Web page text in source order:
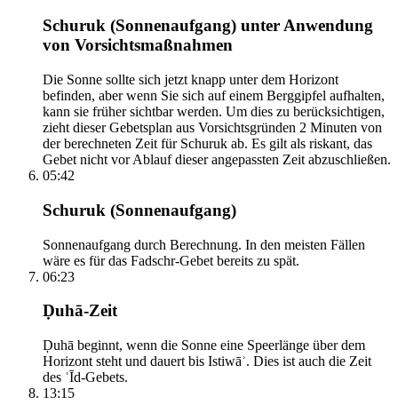
Schuruk (Sonnenaufgang) unter Anwendung
von Vorsichtsmaßnahmen
Die Sonne sollte sich jetzt knapp unter dem Horizont
befinden, aber wenn Sie sich auf einem Berggipfel aufhalten,
kann sie früher sichtbar werden. Um dies zu berücksichtigen,
zieht dieser Gebetsplan aus Vorsichtsgründen 2 Minuten von
der berechneten Zeit für Schuruk ab. Es gilt als riskant, das
Gebet nicht vor Ablauf dieser angepassten Zeit abzuschließen.
05:42
Schuruk (Sonnenaufgang)
Sonnenaufgang durch Berechnung. In den meisten Fällen
wäre es für das Fadschr-Gebet bereits zu spät.
06:23
Ḍuhā-Zeit
Ḍuhā beginnt, wenn die Sonne eine Speerlänge über dem
Horizont steht und dauert bis Istiwāʾ. Dies ist auch die Zeit
des ʿĪd-Gebets.
13:15